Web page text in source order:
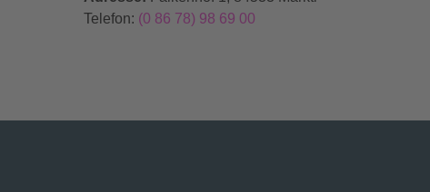
Telefon: (0 86 78) 98 69 00